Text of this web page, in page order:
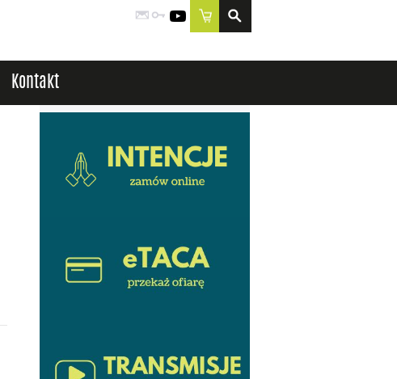
Poczta
Logowanie
YouTube
Sklep
Kontakt